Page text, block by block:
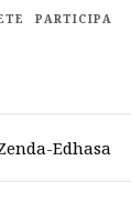
PARTICIPA
Edhasa